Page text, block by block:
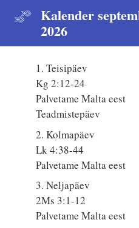
Kalender
2026
1. Teisipäev
Kg 2:12-24
Palvetame Malta eest
Teadmistepäev
2. Kolmapäev
Lk 4:38-44
Palvetame Malta eest
3. Neljapäev
2Ms 3:1-12
Palvetame Malta eest